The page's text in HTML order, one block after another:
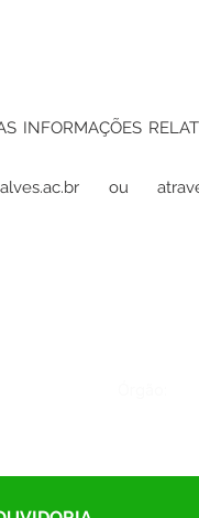
INFORMAÇÕES
ou